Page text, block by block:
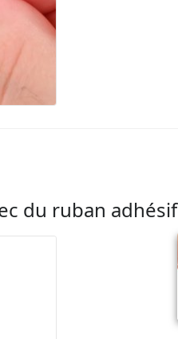
du ruban adhésif